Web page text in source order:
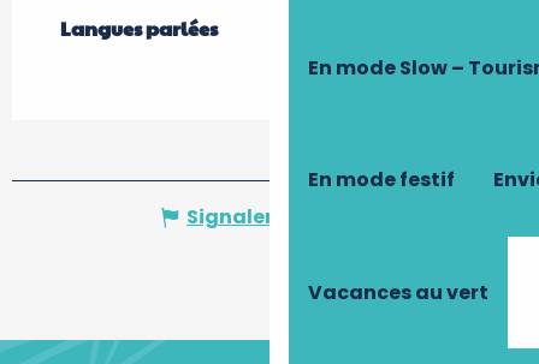
En mode Slow –
En mode festif
Vacances au vert
Langues parlées
Langues parlées
Signaler une erreur